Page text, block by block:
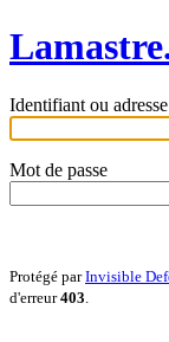
Identifiant ou
Mot de passe
Protégé parInvisible
d'erreur403